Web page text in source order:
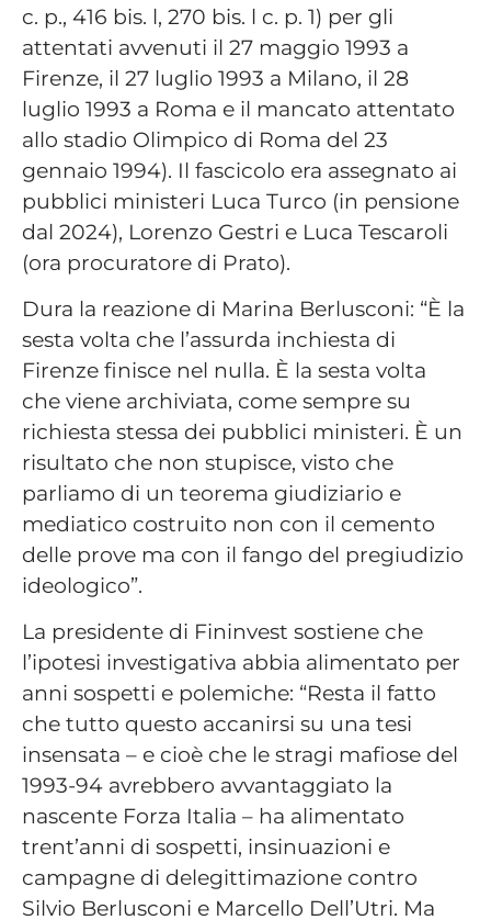
c. p., 416 bis. l, 270 bis. l c. p. 1) per gli
attentati avvenuti il 27 maggio 1993 a
Firenze, il 27 luglio 1993 a Milano, il 28
luglio 1993 a Roma e il mancato attentato
allo stadio Olimpico di Roma del 23
gennaio 1994). Il fascicolo era assegnato ai
pubblici ministeri Luca Turco (in pensione
dal 2024), Lorenzo Gestri e Luca Tescaroli
(ora procuratore di Prato).
Dura la reazione di Marina Berlusconi: “È la
sesta volta che l’assurda inchiesta di
Firenze finisce nel nulla. È la sesta volta
che viene archiviata, come sempre su
richiesta stessa dei pubblici ministeri. È un
risultato che non stupisce, visto che
parliamo di un teorema giudiziario e
mediatico costruito non con il cemento
delle prove ma con il fango del pregiudizio
ideologico”.
La presidente di Fininvest sostiene che
l’ipotesi investigativa abbia alimentato per
anni sospetti e polemiche: “Resta il fatto
che tutto questo accanirsi su una tesi
insensata – e cioè che le stragi mafiose del
1993-94 avrebbero avvantaggiato la
nascente Forza Italia – ha alimentato
trent’anni di sospetti, insinuazioni e
campagne di delegittimazione contro
Silvio Berlusconi e Marcello Dell’Utri. Ma